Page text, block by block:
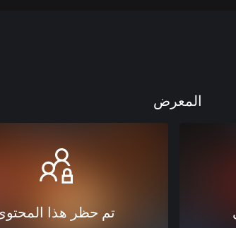
المعرض
تم حظر هذا